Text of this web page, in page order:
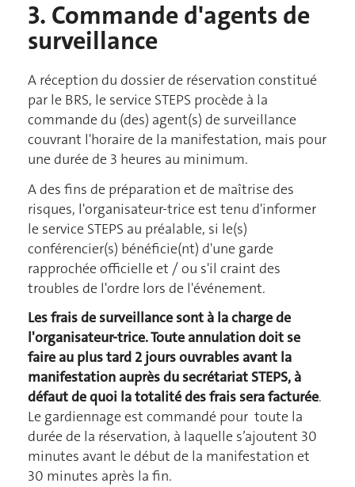
3. Commande d'agents de
surveillance
A réception du dossier de réservation constitué
par le BRS, le service STEPS procède à la
commande du (des) agent(s) de surveillance
couvrant l'horaire de la manifestation, mais pour
une durée de 3 heures au minimum.
A des fins de préparation et de maîtrise des
risques, l'organisateur-trice est tenu d'informer
le service STEPS au préalable, si le(s)
conférencier(s) bénéficie(nt) d'une garde
rapprochée officielle et / ou s'il craint des
troubles de l'ordre lors de l'événement.
Les frais de surveillance sont à la charge de
l'organisateur-trice. Toute annulation doit se
faire au plus tard 2 jours ouvrables avant la
manifestation auprès du secrétariat STEPS, à
défaut de quoi la totalité des frais sera facturée.
Le gardiennage est commandé pour toute la
durée de la réservation, à laquelle s’ajoutent 30
minutes avant le début de la manifestation et
30 minutes après la fin.